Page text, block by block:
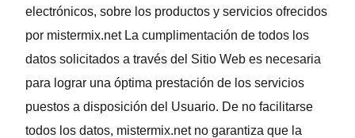
electrónicos, sobre los productos y servicios ofrecidos
por mistermix.net La cumplimentación de todos los
datos solicitados a través del Sitio Web es necesaria
para lograr una óptima prestación de los servicios
puestos a disposición del Usuario. De no facilitarse
todos los datos, mistermix.net no garantiza que la